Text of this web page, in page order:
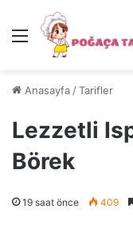
Menü
Anasayfa /Tarifler
Lezzetli
Börek
19 saat önce 409